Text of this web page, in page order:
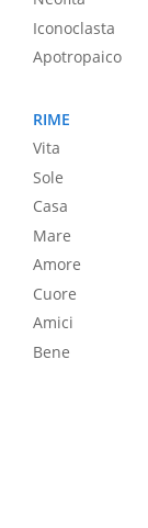
Iconoclasta
Apotropaico
RIME
Vita
Sole
Casa
Mare
Amore
Cuore
Amici
Bene